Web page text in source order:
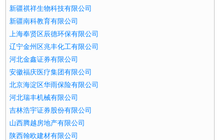
新疆祺祥生物科技有限公司
新疆南科教育有限公司
上海奉贤区辰德环保有限公司
辽宁金州区兆丰化工有限公司
河北金鑫证券有限公司
安徽福庆医疗集团有限公司
北京海淀区华雨保险有限公司
河北瑞丰机械有限公司
吉林浩宇证券股份有限公司
山西腾越房地产有限公司
陕西翰欧建材有限公司